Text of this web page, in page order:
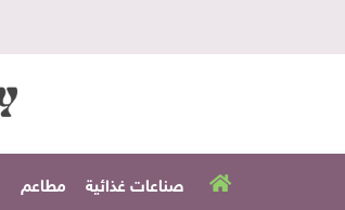
صناعات غذائية مطاعم